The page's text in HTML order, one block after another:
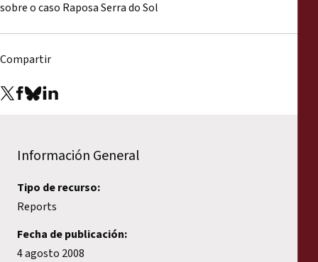
Documentos informativos
Presentaciones legales
Declaraciones
sobre o caso Raposa Serra do Sol
Compartir
Información General
Tipo de recurso:
Reports
Fecha de publicación:
4 agosto 2008